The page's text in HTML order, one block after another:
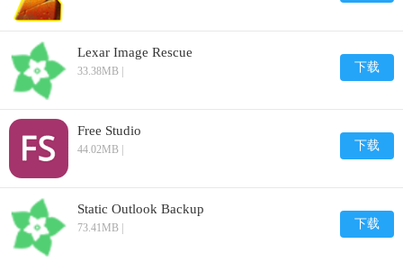
Lexar Image Rescue
33.38MB | 下载
Free Studio
44.02MB | 下载
Static Outlook Backup
73.41MB | 下载